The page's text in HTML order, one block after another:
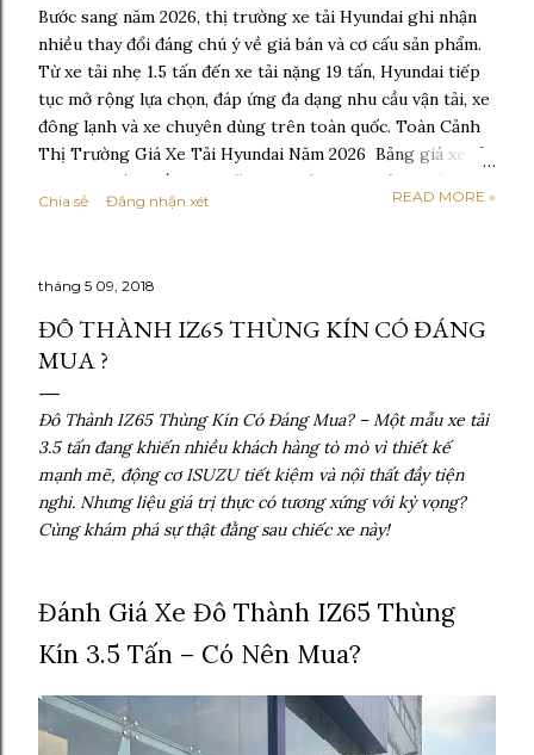
Bước sang năm 2026, thị trường xe tải Hyundai ghi nhận
nhiều thay đổi đáng chú ý về giá bán và cơ cấu sản phẩm.
Từ xe tải nhẹ 1.5 tấn đến xe tải nặng 19 tấn, Hyundai tiếp
tục mở rộng lựa chọn, đáp ứng đa dạng nhu cầu vận tải, xe
đông lạnh và xe chuyên dùng trên toàn quốc. Toàn Cảnh
Thị Trường Giá Xe Tải Hyundai Năm 2026 Bảng giá xe tải
Hyundai mới nhất 2026 Năm 2026 được xem là giai đoạn
thị trường xe tải bước vào trạng thái ổn định hơn sau thời
tiêu chuẩn Euro 5, một số phân khúc bắt đầu định hướng
lên Euro 6 trong tương lai gần. So với giai đoạn 2024–
2025, giá xe tải Hyundai năm 2026 không còn tăng mạnh
theo kiểu đột biến. Thay vào đó, giá bán được điều chỉnh
linh hoạt theo từng dòng xe, cấu hình thùng và chính
sách từng đại lý . Các yếu tố ảnh hưởng trực tiếp đến giá
gồm: - Chi phí linh kiện nhập khẩu và lắp ráp trong nước
- Nhu cầu vận tải nội đô và liên tỉnh tăng trở...
Chia sẻ Đăng nhận xét READ MORE »
tháng 5 09, 2018
ĐÔ THÀNH IZ65 THÙNG KÍN CÓ ĐÁNG
MUA ?
Đô Thành IZ65 Thùng Kín Có Đáng Mua? – Một mẫu xe tải
3.5 tấn đang khiến nhiều khách hàng tò mò vì thiết kế
mạnh mẽ, động cơ ISUZU tiết kiệm và nội thất đầy tiện
nghi. Nhưng liệu giá trị thực có tương xứng với kỳ vọng?
Cùng khám phá sự thật đằng sau chiếc xe này!
Đánh Giá Xe Đô Thành IZ65 Thùng
Kín 3.5 Tấn – Có Nên Mua?